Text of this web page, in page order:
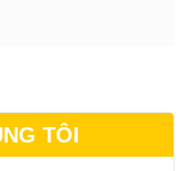
TÔI